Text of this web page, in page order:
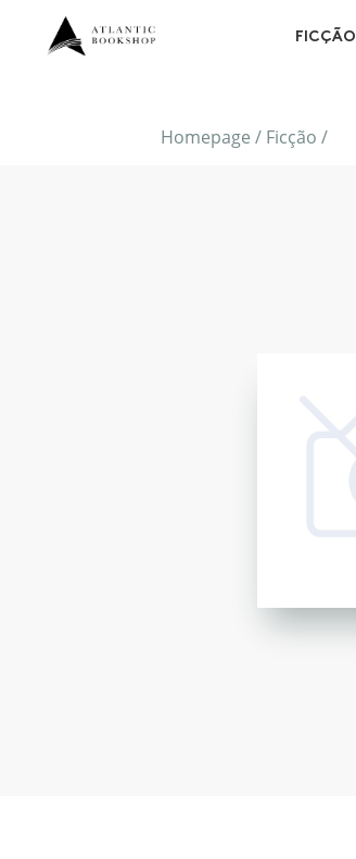
FICÇÃO
Homepage / Ficção /